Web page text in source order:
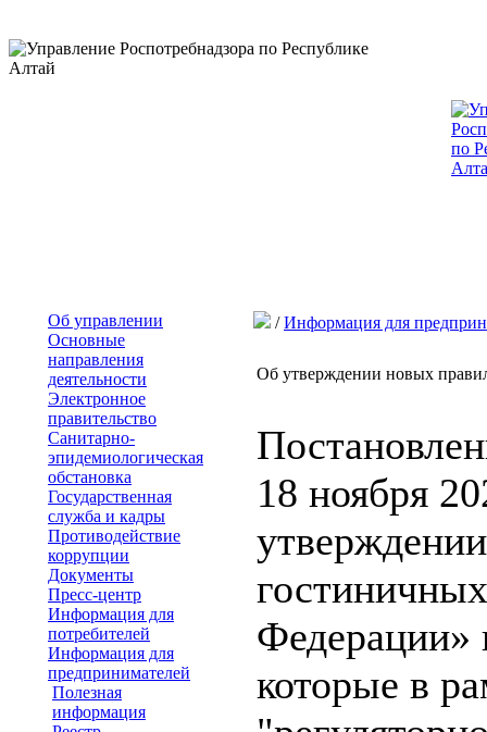
Об управлении
Основные
направления
деятельности
Электронное
правительство
Санитарно-
эпидемиологическая
обстановка
Государственная
служба и кадры
Противодействие
коррупции
Документы
Пресс-центр
Информация для
потребителей
Информация для
предпринимателей
Полезная
информация
/Информация для
Об утверждении новых
18 ноября
Федерации»
которые в